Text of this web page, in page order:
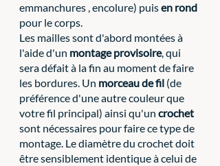
emmanchures , encolure) puis en rond
pour le corps.
Les mailles sont d'abord montées à
l'aide d'un montage provisoire, qui
sera défait à la fin au moment de faire
les bordures. Un morceau de fil (de
préférence d'une autre couleur que
votre fil principal) ainsi qu'un crochet
sont nécessaires pour faire ce type de
montage. Le diamètre du crochet doit
être sensiblement identique à celui de